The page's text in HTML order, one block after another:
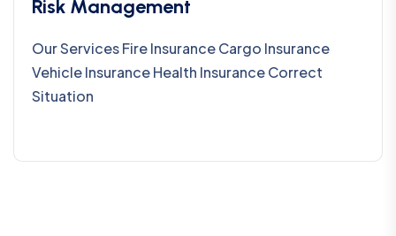
Risk Management
Our Services Fire Insurance Cargo Insurance
Vehicle Insurance Health Insurance Correct
Situation